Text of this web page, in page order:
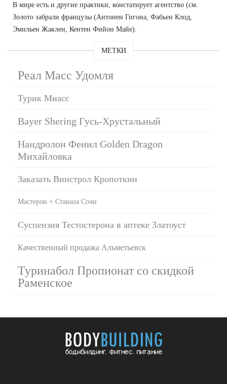
В мире есть и другие практики, констатирует агентство (см.
Золото забрали французы (Антонен Гигона, Фабьен Клод,
Эмильен Жаклен, Кентен Фийон Майе).
МЕТКИ
Реал Масс Удомля
Турик Миасс
Bayer Shering Гусь-Хрустальный
Нандролон Фенил Golden Dragon
Михайловка
Заказать Винстрол Кропоткин
Мастерон + Станаза Сочи
Суспензия Тестостерона в аптеке Златоуст
Качественный продажа Альметьевск
Туринабол Пропионат со скидкой
Раменское